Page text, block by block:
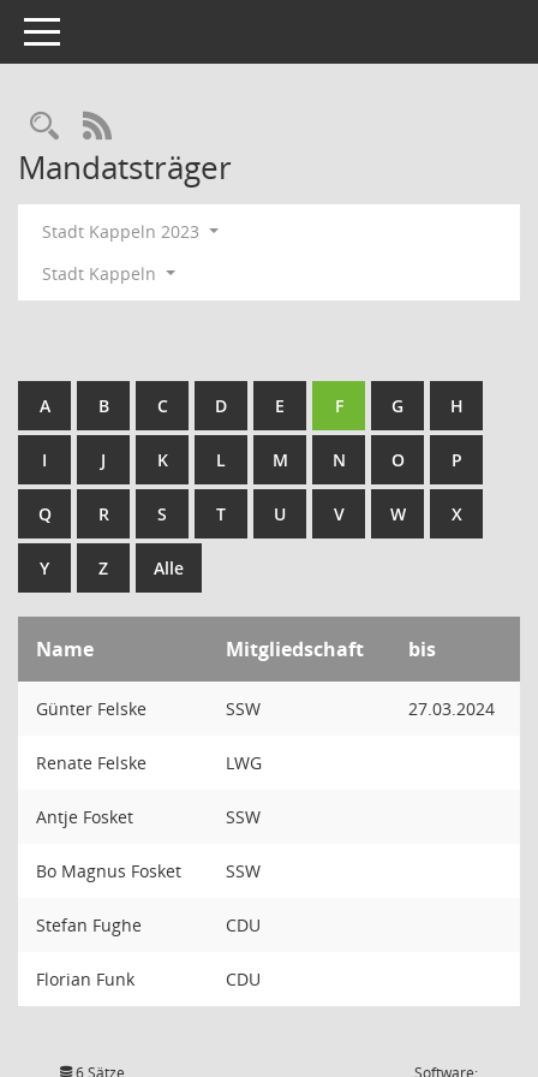
Toggle navigation
Rechercheauswahl
RSS-Feed
Mandatsträger
Stadt Kappeln 2023
Stadt Kappeln
A B C D E F G H
I J K L M N O P
Q R S T U V W X
Y Z Alle
Name Mitgliedschaft bis
Günter Felske SSW 27.03.2024
Renate Felske LWG
Antje Fosket SSW
Bo Magnus Fosket SSW
Stefan Fughe CDU
Florian Funk CDU
6 Sätze Software: